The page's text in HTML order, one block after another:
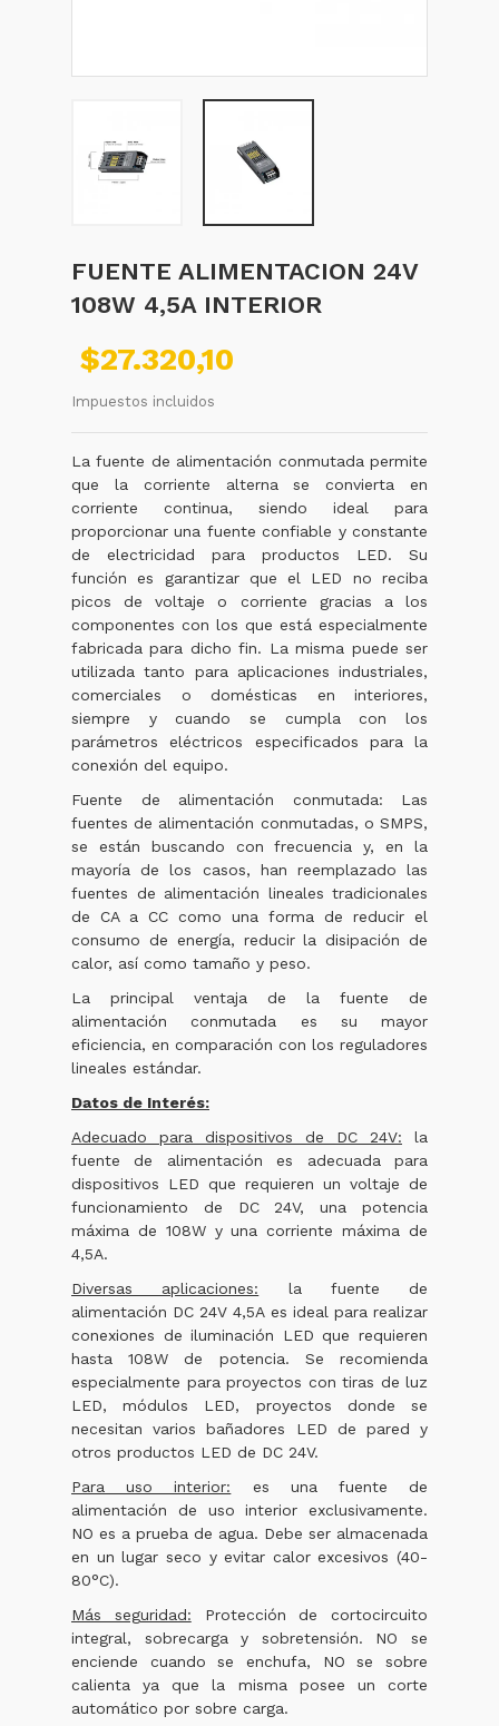
FUENTE ALIMENTACION 24V
108W 4,5A INTERIOR
$27.320,10
Impuestos incluidos
La fuente de alimentación conmutada permite
que la corriente alterna se convierta en
corriente continua, siendo ideal para
proporcionar una fuente confiable y constante
de electricidad para productos LED. Su
función es garantizar que el LED no reciba
picos de voltaje o corriente gracias a los
componentes con los que está especialmente
fabricada para dicho fin. La misma puede ser
utilizada tanto para aplicaciones industriales,
comerciales o domésticas en interiores,
siempre y cuando se cumpla con los
parámetros eléctricos especificados para la
conexión del equipo.
Fuente de alimentación conmutada: Las
fuentes de alimentación conmutadas, o SMPS,
se están buscando con frecuencia y, en la
mayoría de los casos, han reemplazado las
fuentes de alimentación lineales tradicionales
de CA a CC como una forma de reducir el
consumo de energía, reducir la disipación de
calor, así como tamaño y peso.
La principal ventaja de la fuente de
alimentación conmutada es su mayor
eficiencia, en comparación con los reguladores
lineales estándar.
Datos de Interés:
Adecuado para dispositivos de DC 24V: la
fuente de alimentación es adecuada para
dispositivos LED que requieren un voltaje de
funcionamiento de DC 24V, una potencia
máxima de 108W y una corriente máxima de
4,5A.
Diversas aplicaciones: la fuente de
alimentación DC 24V 4,5A es ideal para realizar
conexiones de iluminación LED que requieren
hasta 108W de potencia. Se recomienda
especialmente para proyectos con tiras de luz
LED, módulos LED, proyectos donde se
necesitan varios bañadores LED de pared y
otros productos LED de DC 24V.
Para uso interior: es una fuente de
alimentación de uso interior exclusivamente.
NO es a prueba de agua. Debe ser almacenada
en un lugar seco y evitar calor excesivos (40-
80°C).
Más seguridad: Protección de cortocircuito
integral, sobrecarga y sobretensión. NO se
enciende cuando se enchufa, NO se sobre
calienta ya que la misma posee un corte
automático por sobre carga.